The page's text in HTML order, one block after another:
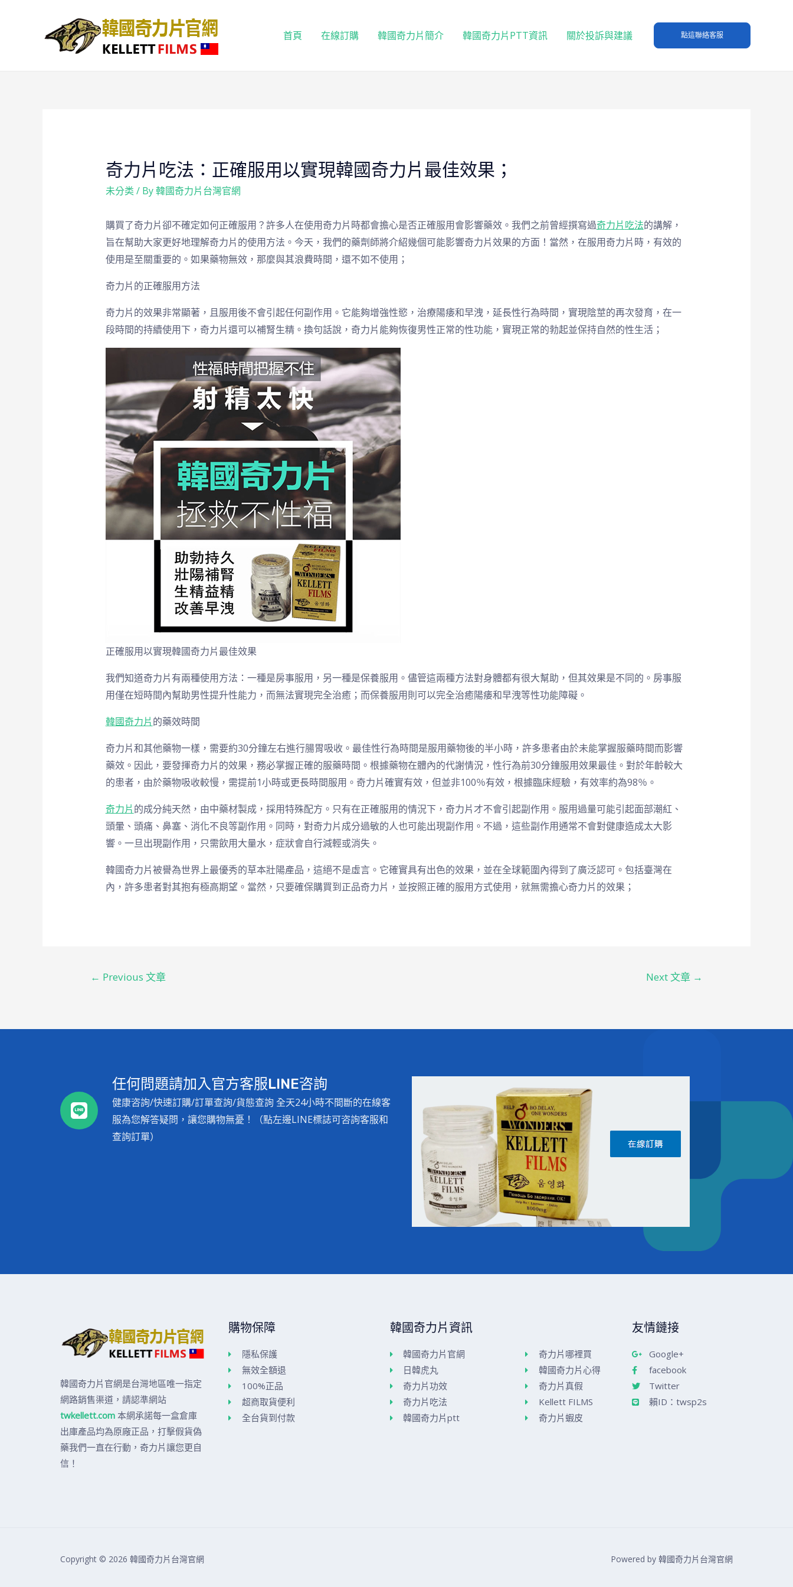
首頁 在線訂購 韓國奇力片簡介 韓國奇力片PTT資訊 關於投訴與建議 點這聯絡客服
奇力片吃法：正確服用以實現韓國奇力片最佳效果；
未分类/ By韓國奇力片台灣官網
購買了奇力片卻不確定如何正確服用？許多人在使用奇力片時都會擔心是否正確服用會影響藥效。我們之前曾經撰寫過奇力片吃法的講解，
旨在幫助大家更好地理解奇力片的使用方法。今天，我們的藥劑師將介紹幾個可能影響奇力片效果的方面！當然，在服用奇力片時，有效的
使用是至關重要的。如果藥物無效，那麼與其浪費時間，還不如不使用；
奇力片的正確服用方法
奇力片的效果非常顯著，且服用後不會引起任何副作用。它能夠增強性慾，治療陽痿和早洩，延長性行為時間，實現陰莖的再次發育，在一
段時間的持續使用下，奇力片還可以補腎生精。換句話說，奇力片能夠恢復男性正常的性功能，實現正常的勃起並保持自然的性生活；
正確服用以實現韓國奇力片最佳效果
我們知道奇力片有兩種使用方法：一種是房事服用，另一種是保養服用。儘管這兩種方法對身體都有很大幫助，但其效果是不同的。房事服
用僅在短時間內幫助男性提升性能力，而無法實現完全治癒；而保養服用則可以完全治癒陽痿和早洩等性功能障礙。
韓國奇力片的藥效時間
奇力片和其他藥物一樣，需要約30分鐘左右進行腸胃吸收。最佳性行為時間是服用藥物後的半小時，許多患者由於未能掌握服藥時間而影響
藥效。因此，要發揮奇力片的效果，務必掌握正確的服藥時間。根據藥物在體內的代謝情況，性行為前30分鐘服用效果最佳。對於年齡較大
的患者，由於藥物吸收較慢，需提前1小時或更長時間服用。奇力片確實有效，但並非100％有效，根據臨床經驗，有效率約為98％。
奇力片的成分純天然，由中藥材製成，採用特殊配方。只有在正確服用的情況下，奇力片才不會引起副作用。服用過量可能引起面部潮紅、
頭暈、頭痛、鼻塞、消化不良等副作用。同時，對奇力片成分過敏的人也可能出現副作用。不過，這些副作用通常不會對健康造成太大影
響。一旦出現副作用，只需飲用大量水，症狀會自行減輕或消失。
韓國奇力片被譽為世界上最優秀的草本壯陽產品，這絕不是虛言。它確實具有出色的效果，並在全球範圍內得到了廣泛認可。包括臺灣在
內，許多患者對其抱有極高期望。當然，只要確保購買到正品奇力片，並按照正確的服用方式使用，就無需擔心奇力片的效果；
← Previous 文章 Next 文章 →
任何問題請加入官方客服LINE咨詢
健康咨詢/快速訂購/訂單查詢/貨態查詢 全天24小時不間斷的在線客
服為您解答疑問，讓您購物無憂！（點左邊LINE標誌可咨詢客服和
查詢訂單）
韓國奇力片官網是台灣地區唯一指定
網路銷售渠道，請認準網站
twkellett.com 本網承諾每一盒倉庫
出庫產品均為原廠正品，打擊假貨偽
藥我們一直在行動，奇力片讓您更自
信！
購物保障
隱私保護
無效全額退
100%正品
超商取貨便利
全台貨到付款
韓國奇力片資訊
韓國奇力片官網
日韓虎丸
奇力片功效
奇力片吃法
韓國奇力片ptt
奇力片哪裡買
韓國奇力片心得
奇力片真假
Kellett FILMS
奇力片蝦皮
友情鏈接
Google+
facebook
Twitter
賴ID：twsp2s
Copyright © 2026 韓國奇力片台灣官網 Powered by 韓國奇力片台灣官網